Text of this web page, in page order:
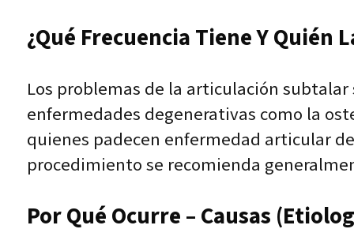
¿Qué Frecuencia Tiene Y Quién
Los problemas de la articulación
enfermedades degenerativas como la
quienes padecen enfermedad articular
procedimiento se recomienda
Por Qué Ocurre – Causas